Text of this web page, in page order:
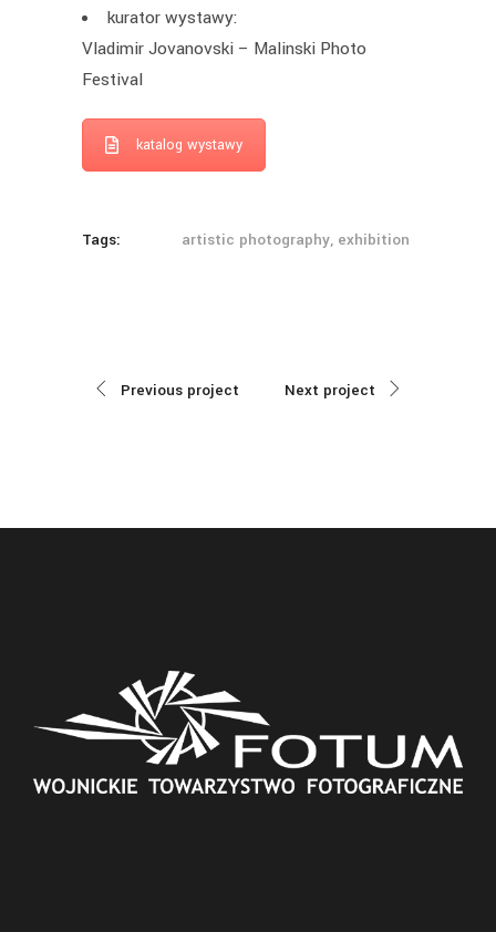
kurator wystawy:
Vladimir Jovanovski – Malinski Photo
Festival
katalog wystawy
Tags: artistic photography, exhibition
Previous project Next project